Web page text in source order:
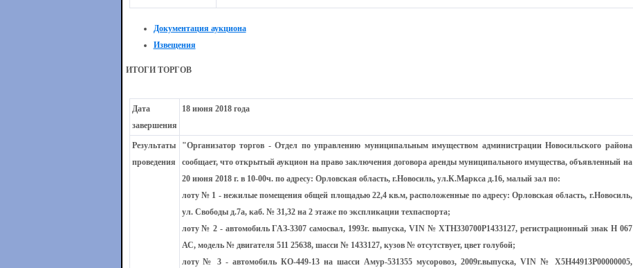
Документация аукциона
Извещения
ИТОГИ ТОРГОВ
Дата
завершения
18 июня 2018 года
Результаты
проведения
"Организатор торгов - Отдел по управлению муниципальным имуществом администрации Новосильского района
сообщает, что открытый аукцион на право заключения договора аренды муниципального имущества, объявленный на
20 июня 2018 г. в 10-00ч. по адресу: Орловская область, г.Новосиль, ул.К.Маркса д.16, малый зал по:
лоту № 1 - нежилые помещения общей площадью 22,4 кв.м, расположенные по адресу: Орловская область, г.Новосиль,
ул. Свободы д.7а, каб. № 31,32 на 2 этаже по экспликации техпаспорта;
лоту № 2 - автомобиль ГАЗ-3307 самосвал, 1993г. выпуска, VIN № XTH330700Р1433127, регистрационный знак Н 067
АС, модель № двигателя 511 25638, шасси № 1433127, кузов № отсутствует, цвет голубой;
лоту № 3 -автомобиль КО-449-13 на шасси Амур-531355 мусоровоз, 2009г.выпуска, VIN № X5H44913P00000005,